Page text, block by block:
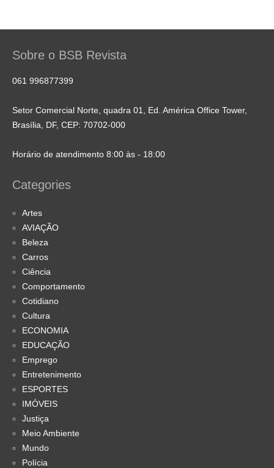
Sobre o BSB Revista
061 996877399
Setor Comercial Norte, quadra 01, Ed. América Office Tower,
Brasília, DF, CEP: 70702-000
Horário de atendimento 8:00 às - 18:00
Categories
Artes
AVIAÇÃO
Beleza
Carros
Ciência
Comportamento
Cotidiano
Cultura
ECONOMIA
EDUCAÇÃO
Emprego
Entretenimento
ESPORTES
IMÓVEIS
Justiça
Meio Ambiente
Mundo
Polícia